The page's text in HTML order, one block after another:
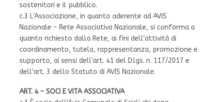
sostenitori e il pubblico.
c.3 L’Associazione, in quanto aderente ad AVIS
Nazionale – Rete Associativa Nazionale, si conforma a
quanto richiesto dalla Rete, ai fini dell’attività di
coordinamento, tutela, rappresentanza, promozione e
supporto, ai sensi dell’art. 41 del D.lgs. n. 117/2017 e
dell’art. 3 dello Statuto di AVIS Nazionale.
ART. 4 – SOCI E VITA ASSOCIATIVA